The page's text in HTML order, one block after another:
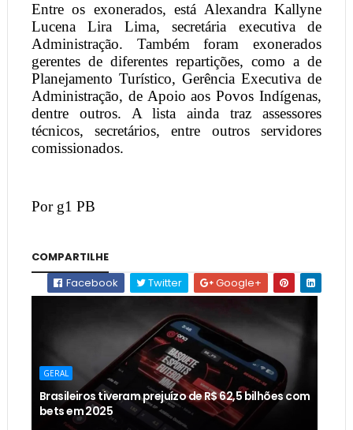
Entre os exonerados, está Alexandra Kallyne
Lucena Lira Lima, secretária executiva de
Administração. Também foram exonerados
gerentes de diferentes repartições, como a de
Planejamento Turístico, Gerência Executiva de
Administração, de Apoio aos Povos Indígenas,
dentre outros. A lista ainda traz assessores
técnicos, secretários, entre outros servidores
comissionados.
Por g1 PB
COMPARTILHE
Facebook
Twitter Google+
GERAL
Brasileiros tiveram prejuízo de R$ 62,5 bilhões com
bets em 2025